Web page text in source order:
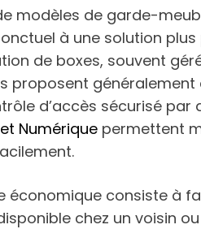
modèles de garde-
à une solution
de boxes, souvent
proposent
d’accès sécurisé
Numérique permettent
économique consiste à
chez un voisin